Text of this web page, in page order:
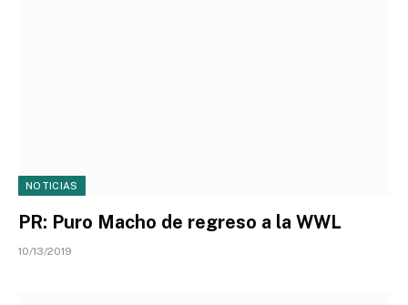
NOTICIAS
PR: Puro Macho de regreso a la WWL
10/13/2019